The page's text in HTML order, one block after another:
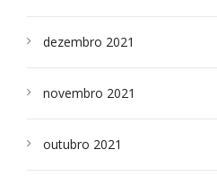
dezembro 2021
novembro 2021
outubro 2021